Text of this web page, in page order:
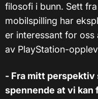
filosofi i bunn. Sett
mobilspilling har
er interessant for oss
av PlayStation-
- Fra mitt perspektiv
spennende at vi kan